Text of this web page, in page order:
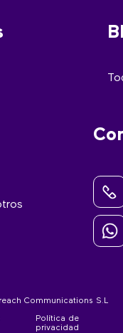
Communications S.L
Política de
privacidad